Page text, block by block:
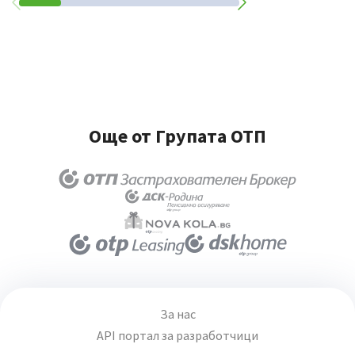
Още от Групата ОТП
За нас
API портал за разработчици